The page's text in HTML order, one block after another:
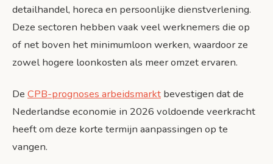
detailhandel, horeca en persoonlijke dienstverlening.
Deze sectoren hebben vaak veel werknemers die op
of net boven het minimumloon werken, waardoor ze
zowel hogere loonkosten als meer omzet ervaren.
De CPB-prognoses arbeidsmarkt bevestigen dat de
Nederlandse economie in 2026 voldoende veerkracht
heeft om deze korte termijn aanpassingen op te
vangen.